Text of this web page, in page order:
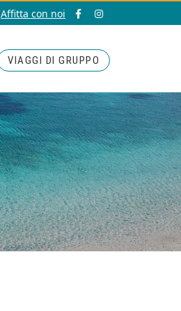
Affitta con noi
VIAGGI DI GRUPPO